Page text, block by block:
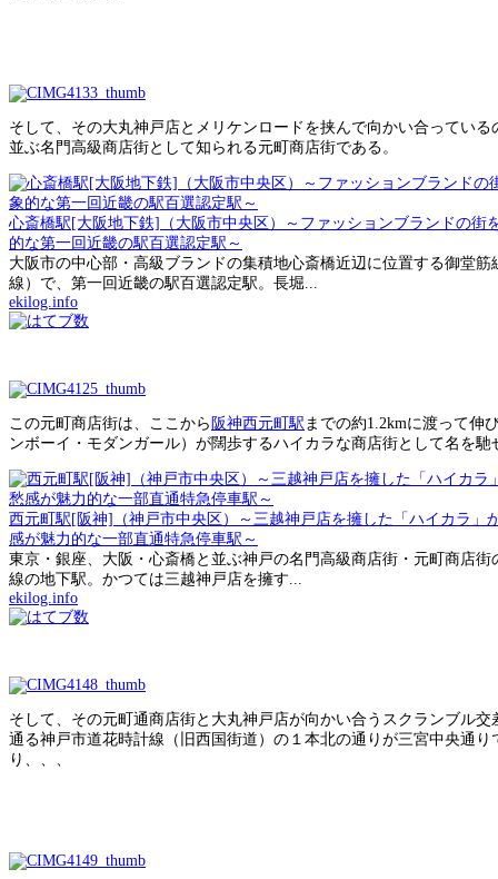
そして、その大丸神戸店とメリケンロードを挟んで向かい合っている
並ぶ名門高級商店街として知られる元町商店街である。
心斎橋駅[大阪地下鉄]（大阪市中央区）～ファッションブランドの街
的な第一回近畿の駅百選認定駅～
大阪市の中心部・高級ブランドの集積地心斎橋近辺に位置する御堂
線）で、第一回近畿の駅百選認定駅。長堀...
ekilog.info
この元町商店街は、ここから 阪神西元町駅 までの約1.2kmに渡って伸
ンボーイ・モダンガール）が闊歩するハイカラな商店街として名を馳
西元町駅[阪神]（神戸市中央区）～三越神戸店を擁した「ハイカラ」
感が魅力的な一部直通特急停車駅～
東京・銀座、大阪・心斎橋と並ぶ神戸の名門高級商店街・元町商店
線の地下駅。かつては三越神戸店を擁す...
ekilog.info
そして、その元町通商店街と大丸神戸店が向かい合うスクランブル
通る神戸市道花時計線（旧西国街道）の１本北の通りが三宮中央通
り、、、